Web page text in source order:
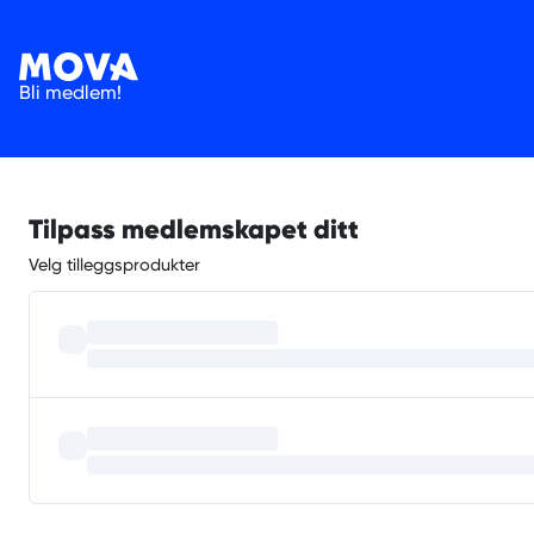
Bli medlem!
Tilpass medlemskapet ditt
Velg tilleggsprodukter